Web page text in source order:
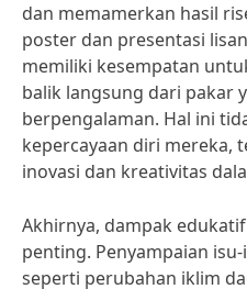
dan memamerkan hasil
poster dan presentasi
memiliki kesempatan
balik langsung dari pakar
berpengalaman. Hal ini
kepercayaan diri mereka,
inovasi dan kreativitas
Akhirnya, dampak
penting. Penyampaian
seperti perubahan iklim